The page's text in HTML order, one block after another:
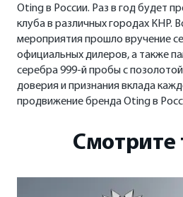
Oting в России. Раз в год будет
клуба в различных городах КНР.
мероприятия прошло вручение
официальных дилеров, а также
серебра 999-й пробы с
доверия и признания вклада
продвижение бренда Oting в
Смотрите